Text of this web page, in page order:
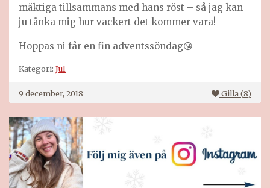
mäktiga tillsammans med hans röst – så jag kan
ju tänka mig hur vackert det kommer vara!
Hoppas ni får en fin adventssöndag😘
Kategori: Jul
9 december, 2018 Gilla (8)